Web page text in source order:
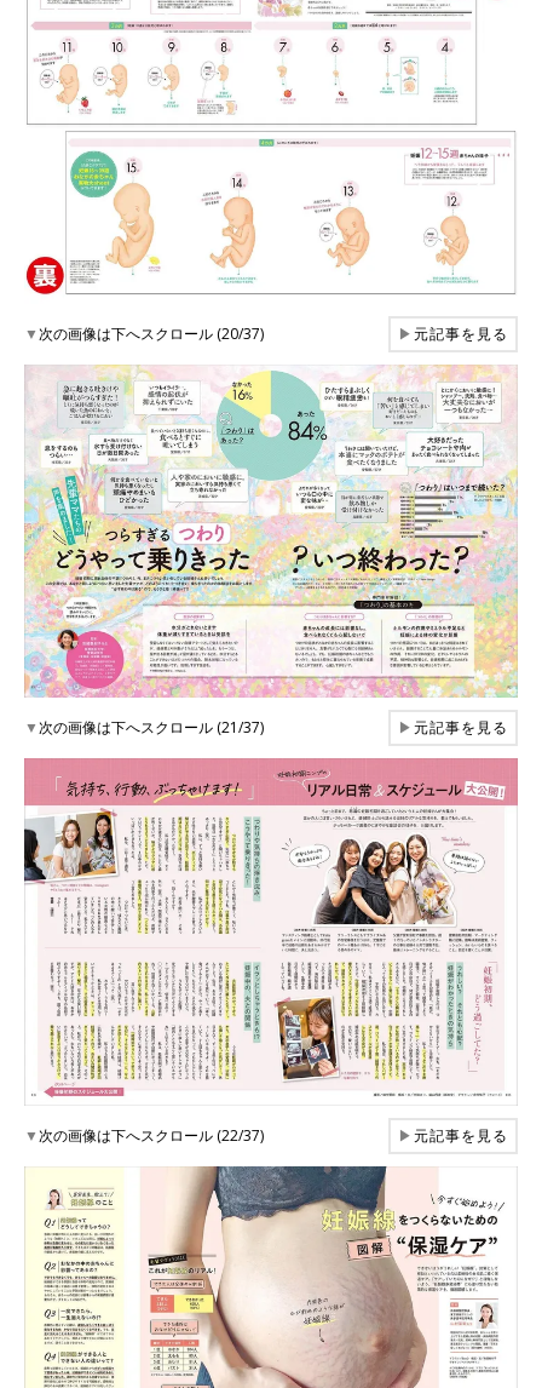
▼次の画像は下へスクロール (20/37) ▶元記事を見る
▼次の画像は下へスクロール (21/37) ▶元記事を見る
▼次の画像は下へスクロール (22/37) ▶元記事を見る